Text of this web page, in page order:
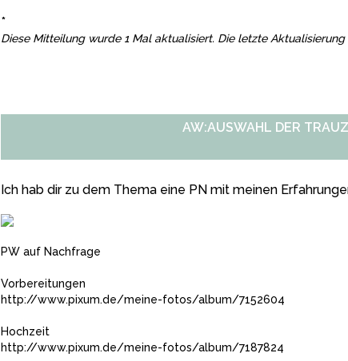
*
Diese Mitteilung wurde 1 Mal aktualisiert. Die letzte
AW:AUSWAHL DER
Ich hab dir zu dem Thema eine PN mit meinen
PW auf Nachfrage
Vorbereitungen
http://www.pixum.de/meine-fotos/album/7152604
Hochzeit
http://www.pixum.de/meine-fotos/album/7187824